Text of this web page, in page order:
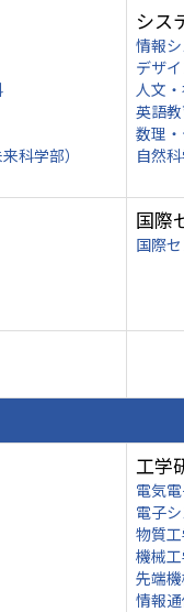
科学部）
シス
情報
デザ
人文
英語
数理
自然
国際
国際
工学
電気
電子
物質
機械
先端
情報